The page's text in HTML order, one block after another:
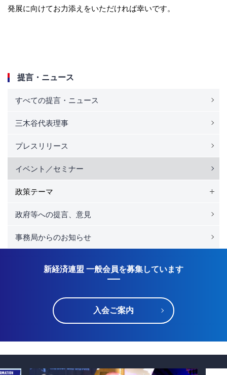
発展に向けてお力添えをいただければ幸いです。
提言・ニュース
すべての提言・ニュース
三木谷代表理事
プレスリリース
イベント／セミナー
政策テーマ
政府等への提言、意見
事務局からのお知らせ
新経済連盟 一般会員を募集しています
入会ご案内